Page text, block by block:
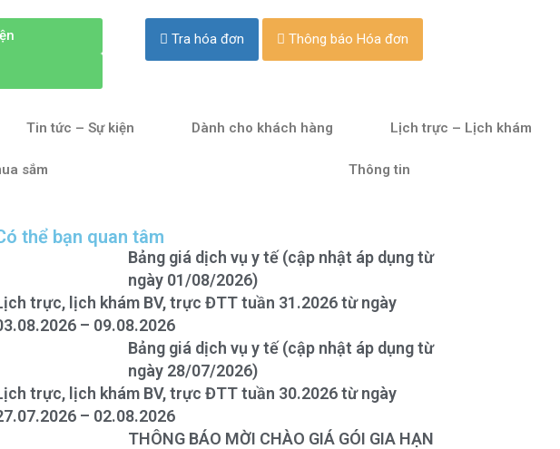
Tra hóa đơn Thông báo Hóa đơn
Tin tức – Sự kiện Dành cho khách hàng Lịch trực – Lịch khám
sắm Thông tin
thể bạn quan tâm
Bảng giá dịch vụ y tế (cập nhật áp dụng từ
ngày 01/08/2026)
trực, lịch khám BV, trực ĐTT tuần 31.2026 từ ngày
– 09.08.2026
Bảng giá dịch vụ y tế (cập nhật áp dụng từ
ngày 28/07/2026)
trực, lịch khám BV, trực ĐTT tuần 30.2026 từ ngày
– 02.08.2026
THÔNG BÁO MỜI CHÀO GIÁ GÓI GIA HẠN